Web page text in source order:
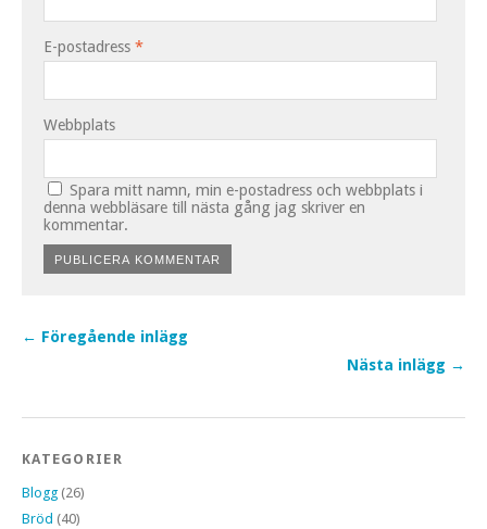
E-postadress *
Webbplats
Spara mitt namn, min e-postadress och webbplats i
denna webbläsare till nästa gång jag skriver en
kommentar.
← Föregående inlägg
Nästa inlägg →
KATEGORIER
Blogg (26)
Bröd (40)